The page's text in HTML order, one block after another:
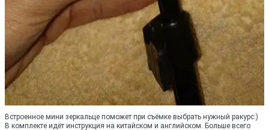
Встроенное мини зеркальце поможет при съёмке выбрать нужный ракурс:)
В комплекте идёт инструкция на китайском и английском. Больше всего